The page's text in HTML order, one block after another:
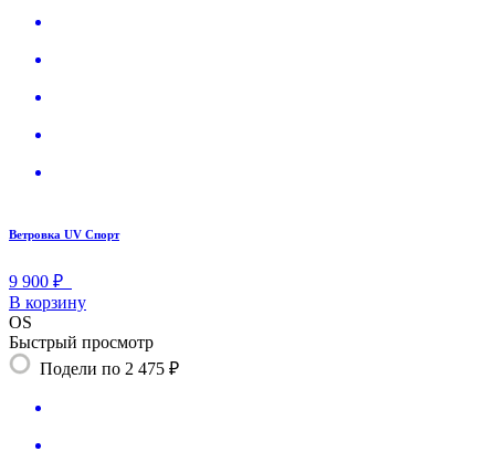
Ветровка UV Спорт
9 900 ₽
В корзину
OS
Быстрый просмотр
Подели по 2 475 ₽